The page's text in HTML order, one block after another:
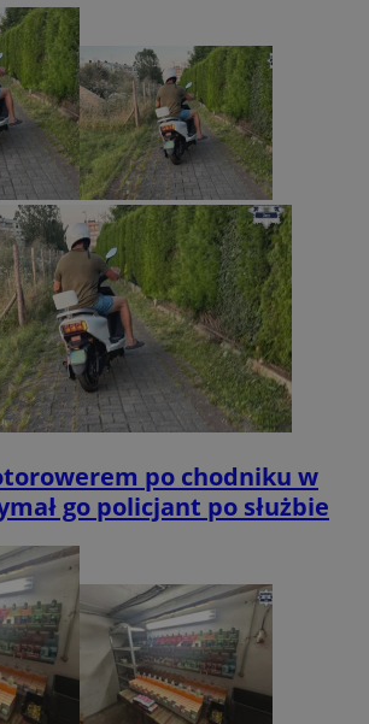
po chodniku w
go policjant po służbie